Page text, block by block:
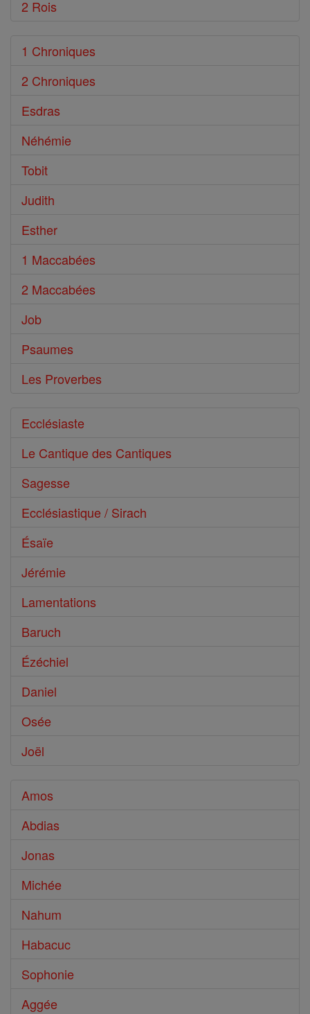
2 Rois
1 Chroniques
2 Chroniques
Esdras
Néhémie
Tobit
Judith
Esther
1 Maccabées
2 Maccabées
Job
Psaumes
Les Proverbes
Ecclésiaste
Le Cantique des Cantiques
Sagesse
Ecclésiastique / Sirach
Ésaïe
Jérémie
Lamentations
Baruch
Ézéchiel
Daniel
Osée
Joël
Amos
Abdias
Jonas
Michée
Nahum
Habacuc
Sophonie
Aggée